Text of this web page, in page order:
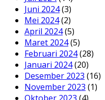
Juni 2024(3)
Mei 2024(2)
April 2024(5)
Maret 2024(5)
Februari 2024(28)
Januari 2024(20)
Desember 2023 (16)
November 2023 (1)